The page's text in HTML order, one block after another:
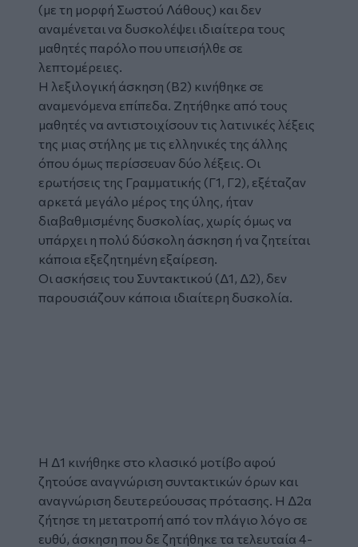
(με τη μορφή Σωστού Λάθους) και δεν
αναμένεται να δυσκολέψει ιδιαίτερα τους
μαθητές παρόλο που υπεισήλθε σε
λεπτομέρειες.
Η λεξιλογική άσκηση (Β2) κινήθηκε σε
αναμενόμενα επίπεδα. Ζητήθηκε από τους
μαθητές να αντιστοιχίσουν τις λατινικές λέξεις
της μιας στήλης με τις ελληνικές της άλλης
όπου όμως περίσσευαν δύο λέξεις. Οι
ερωτήσεις της Γραμματικής (Γ1, Γ2), εξέταζαν
αρκετά μεγάλο μέρος της ύλης, ήταν
διαβαθμισμένης δυσκολίας, χωρίς όμως να
υπάρχει η πολύ δύσκολη άσκηση ή να ζητείται
κάποια εξεζητημένη εξαίρεση.
Οι ασκήσεις του Συντακτικού (Δ1, Δ2), δεν
παρουσιάζουν κάποια ιδιαίτερη δυσκολία.
Η Δ1 κινήθηκε στο κλασικό μοτίβο αφού
ζητούσε αναγνώριση συντακτικών όρων και
αναγνώριση δευτερεύουσας πρότασης. Η Δ2α
ζήτησε τη μετατροπή από τον πλάγιο λόγο σε
ευθύ, άσκηση που δε ζητήθηκε τα τελευταία 4-